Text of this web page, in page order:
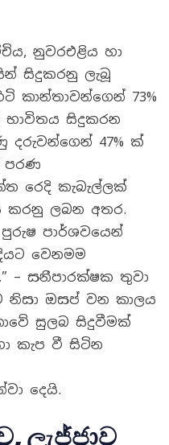
නුවරඑළිය හා
සිදුකරනු ලැබූ
කාන්තාවන්ගෙන් 73%
භාවිතය සිදුකරන
දරුවන්ගෙන් 47% ක්
පරණ
රෙදි කැබැල්ලක්
කරනු ලබන අතර.
පුරුෂ පාර්ශවයෙන්
වෙනමම
– සනීපාරක්ෂක තුවා
නිසා ඔසප් වන කාලය
සුලබ සිදුවීමක්
කැප වී සිටින
දෙයි.
ලැජ්ජාව